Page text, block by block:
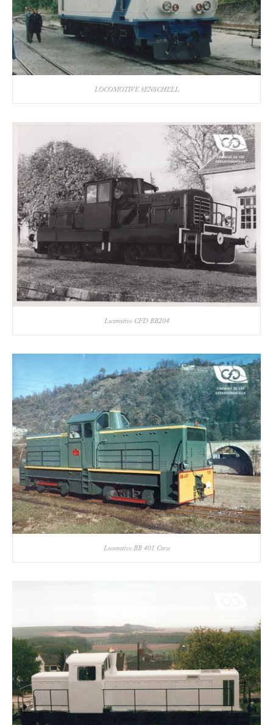
LOCOMOTIVE hENSCHELL
Locomotive CFD BB204
Locomotive BB 401 Corse